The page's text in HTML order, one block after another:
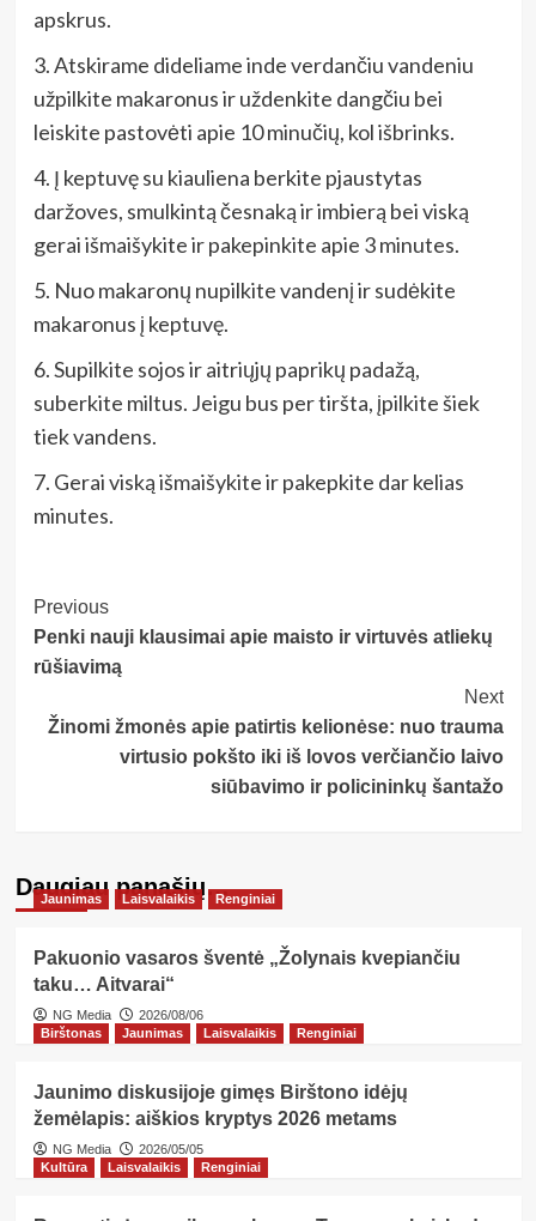
apskrus.
3. Atskirame dideliame inde verdančiu vandeniu
užpilkite makaronus ir uždenkite dangčiu bei
leiskite pastovėti apie 10 minučių, kol išbrinks.
4. Į keptuvę su kiauliena berkite pjaustytas
daržoves, smulkintą česnaką ir imbierą bei viską
gerai išmaišykite ir pakepinkite apie 3 minutes.
5. Nuo makaronų nupilkite vandenį ir sudėkite
makaronus į keptuvę.
6. Supilkite sojos ir aitriųjų paprikų padažą,
suberkite miltus. Jeigu bus per tiršta, įpilkite šiek
tiek vandens.
7. Gerai viską išmaišykite ir pakepkite dar kelias
minutes.
Post
Navigation
Previous
Penki nauji klausimai apie maisto ir virtuvės atliekų
rūšiavimą
Next
Žinomi žmonės apie patirtis kelionėse: nuo trauma
virtusio pokšto iki iš lovos verčiančio laivo
siūbavimo ir policininkų šantažo
Daugiau panašių…
Jaunimas Laisvalaikis Renginiai
Pakuonio vasaros šventė „Žolynais kvepiančiu
taku… Aitvarai“
NG Media
2026/08/06
Birštonas
Jaunimas Laisvalaikis Renginiai
Jaunimo diskusijoje gimęs Birštono idėjų
žemėlapis: aiškios kryptys 2026 metams
NG Media
2026/05/05
Kultūra
Laisvalaikis Renginiai